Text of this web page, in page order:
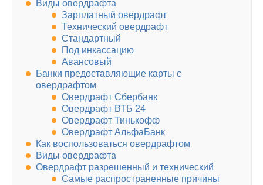
Виды овердрафта
Зарплатный овердрафт
Технический овердрафт
Стандартный
Под инкассацию
Авансовый
Банки предоставляющие карты с
овердрафтом
Овердрафт Сбербанк
Овердрафт ВТБ 24
Овердрафт Тинькофф
Овердрафт АльфаБанк
Как воспользоваться овердрафтом
Виды овердрафта
Овердрафт разрешенный и технический
Самые распространенные причины